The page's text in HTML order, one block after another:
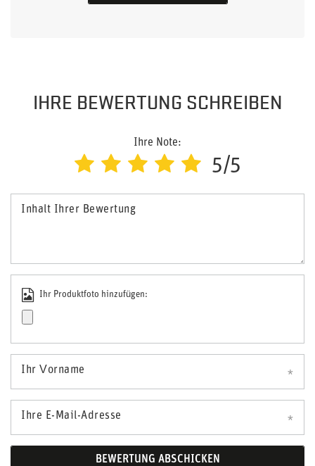
IHRE BEWERTUNG SCHREIBEN
Ihre Note:
5/5
Inhalt Ihrer Bewertung
Ihr Produktfoto hinzufügen:
Ihr Vorname
Ihre E-Mail-Adresse
BEWERTUNG ABSCHICKEN